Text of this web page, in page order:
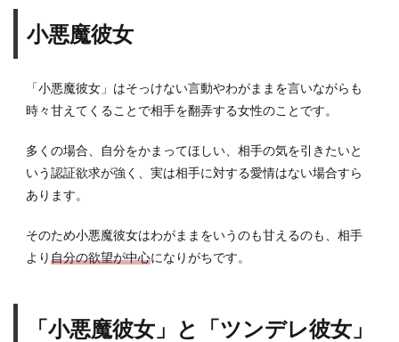
小悪魔彼女
「小悪魔彼女」はそっけない言動やわがままを言いながらも
時々甘えてくることで相手を翻弄する女性のことです。
多くの場合、自分をかまってほしい、相手の気を引きたいと
いう認証欲求が強く、実は相手に対する愛情はない場合すら
あります。
そのため小悪魔彼女はわがままをいうのも甘えるのも、相手
より自分の欲望が中心になりがちです。
「小悪魔彼女」と「ツンデレ彼女」